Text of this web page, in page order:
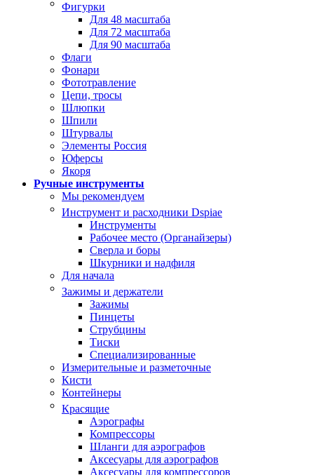
Фигурки
Для 48 масштаба
Для 72 масштаба
Для 90 масштаба
Флаги
Фонари
Фототравление
Цепи, тросы
Шлюпки
Шпили
Штурвалы
Элементы Россия
Юферсы
Якоря
Ручные инструменты
Мы рекомендуем
Инструмент и расходники Dspiae
Инструменты
Рабочее место (Органайзеры)
Сверла и боры
Шкурники и надфиля
Для начала
Зажимы и держатели
Зажимы
Пинцеты
Струбцины
Тиски
Специализированные
Измерительные и разметочные
Кисти
Контейнеры
Красящие
Аэрографы
Компрессоры
Шланги для аэрографов
Аксесуары для аэрографов
Аксесуары для компрессоров